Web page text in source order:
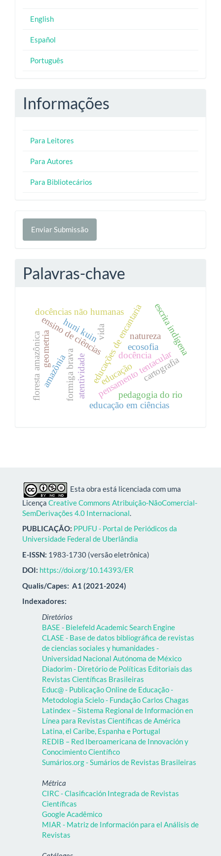
English
Español
Português
Informações
Para Leitores
Para Autores
Para Bibliotecários
Enviar
Submissão
Enviar Submissão
Palavras-chave
formiga brava
amazônia educações de encantaria
docências não humanas
educação
pensamento tentacular
docência
vida
educação em ciências
ensino de ciências
pedagogia do rio
ecosofia
cartografia
escrita indígena
huni kuin
floresta amazônica atentividade
natureza
geometria
Esta obra está licenciada com uma
Licença Creative Commons Atribuição-NãoComercial-
SemDerivações 4.0 Internacional.
PUBLICAÇÃO: PPUFU - Portal de Periódicos da
Universidade Federal de Uberlândia
E-ISSN: 1983-1730 (versão eletrônica)
DOI: https://doi.org/10.14393/ER
Qualis/Capes: A1 (2021-2024)
Indexadores:
Diretórios
BASE - Bielefeld Academic Search Engine
CLASE - Base de datos bibliográfica de revistas
de ciencias sociales y humanidades -
Universidad Nacional Autónoma de México
Diadorim - Diretório de Políticas Editoriais das
Revistas Científicas Brasileiras
Educ@ - Publicação Online de Educação -
Metodologia Scielo - Fundação Carlos Chagas
Latindex – Sistema Regional de Información en
Línea para Revistas Científicas de América
Latina, el Caribe, Espanha e Portugal
REDIB – Red Iberoamericana de Innovación y
Conocimiento Científico
Sumários.org - Sumários de Revistas Brasileiras
Métrica
CIRC - Clasificación Integrada de Revistas
Científicas
Google Acadêmico
MIAR - Matriz de Información para el Análisis de
Revistas